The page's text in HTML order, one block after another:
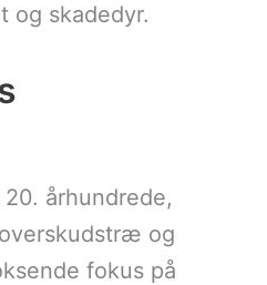
og skadedyr.
århundrede,
og
fokus på